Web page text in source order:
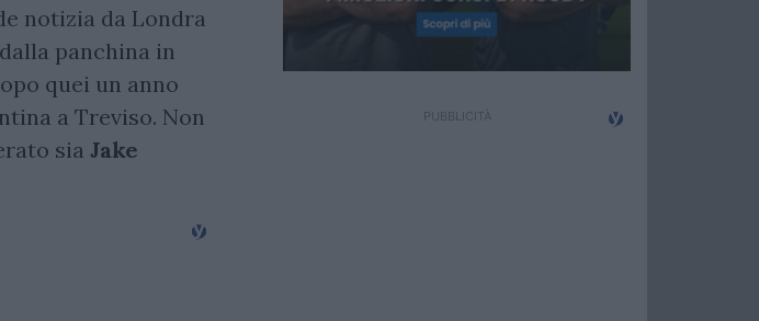
notizia da Londra
panchina in
quei un anno
a Treviso. Non
sia Jake